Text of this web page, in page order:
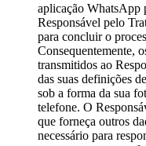
aplicação WhatsApp
Responsável pelo
para concluir o
Consequentemente,
transmitidos ao
das suas definições
sob a forma da sua
telefone. O
que forneça outros
necessário para